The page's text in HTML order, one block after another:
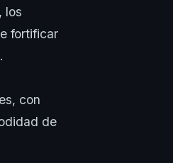
los
fortificar
con
de